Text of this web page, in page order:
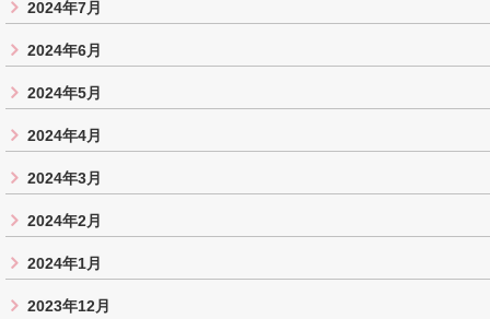
2024年7月
2024年6月
2024年5月
2024年4月
2024年3月
2024年2月
2024年1月
2023年12月